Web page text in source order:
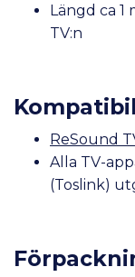
Längd ca 1
TV:n
ReSound
Alla TV-
(Toslink)